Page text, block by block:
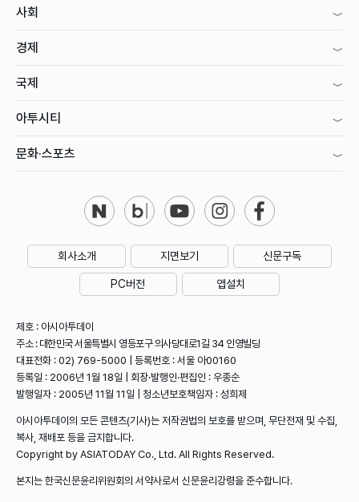
사회
경제
국제
아투시티
문화·스포츠
회사소개 지면보기 신문구독
PC버전 앱설치
제호 : 아시아투데이
주소 : 대한민국 서울특별시 영등포구 의사당대로1길 34 인영빌딩
대표전화 : 02) 769-5000 | 등록번호 : 서울 아00160
등록일 : 2006년 1월 18일 | 회장·발행인·편집인 : 우종순
발행일자 : 2005년 11월 11일 | 청소년보호책임자 : 성희제
아시아투데이의 모든 콘텐츠(기사)는 저작권법의 보호를 받으며, 무단전재 및 수집,
복사, 재배포 등을 금지합니다.
Copyright by ASIATODAY Co., Ltd. All Rights Reserved.
본지는 한국신문윤리위원회의 서약사로서 신문윤리강령을 준수합니다.